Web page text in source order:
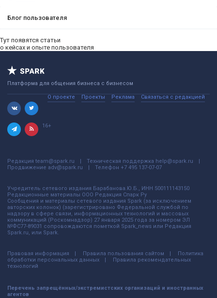
Блог пользователя
Тут появятся статьи
о кейсах и опыте пользователя
Платформа для общения бизнеса с бизнесом
О проекте Проекты Реклама Связаться с редакцией
16+
Редакция team@spark.ru Техническая поддержка help@spark.ru
Продвижение adv@spark.ru Телефон +7 495 137-07-07
Учредитель сетевого издания Барабанова.Ю.Б., ИНН 500111143150
Редакционные материалы ООО Редакция Спарк Ру
Сообщения и материалы сетевого издания Spark (за исключением
авторских колонок) (зарегистрировано Федеральной службой по
надзору в сфере связи, информационных технологий и массовых
коммуникаций (Роскомнадзор) 27 января 2025 года за номером ЭЛ
№ФС77-89031 сопровождаются пометкой Spark_news или Редакция
Spark.ru, или Spark.
Правовая информация Правила пользования сайтом
Политика
обработки персональных данных
Правила рекомендательных
технологий
Перечень запрещённых/экстремистских организаций и иностранных
агентов